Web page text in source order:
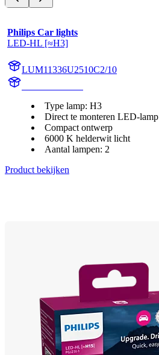
Philips Car lights
LED-HL [≈H3]
LUM11336U2510C2/10
Type lamp: H3
Direct te monteren LED-lamp
Compact ontwerp
6000 K helderwit licht
Aantal lampen: 2
Product bekijken